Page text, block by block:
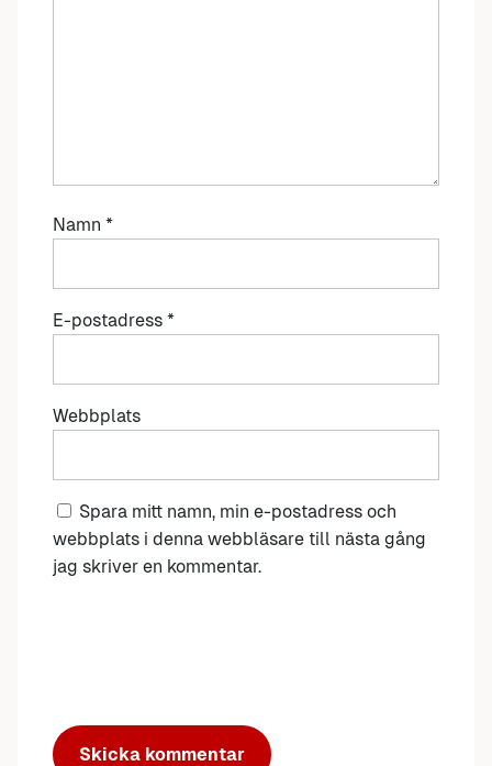
Namn *
E-postadress *
Webbplats
Spara mitt namn, min e-postadress och
webbplats i denna webbläsare till nästa gång
jag skriver en kommentar.